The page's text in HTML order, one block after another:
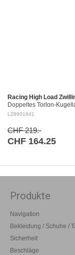
Racing High Load
Doppeltes Torlon-
gefrästem Aluminium Ø
L29901641
CHF 219.-
CHF 164.25
Produkte
Navigation
Bekleidung / Schuhe /
Sicherheit
Beschläge